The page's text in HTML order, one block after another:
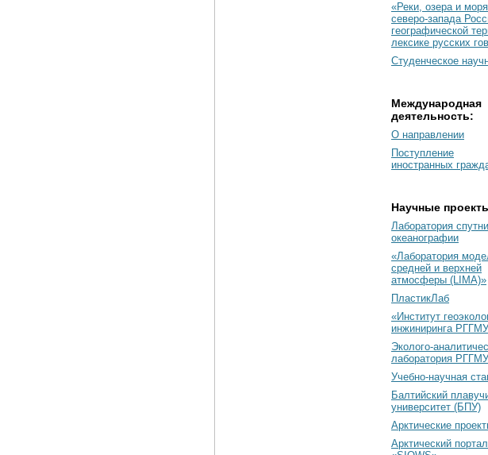
«Реки, озера и моря
северо-запада
географической
лексике русских
Студенческое
Международная
деятельность:
О направлении
Поступление
иностранных
Научные
Лаборатория
океанографии
«Лаборатория
средней и верхней
атмосферы (LIMA)»
ПластикЛаб
«Институт
инжиниринга
Эколого-
лаборатория РГГМУ
Учебно-научная
Балтийский
университет (БПУ)
Арктические
Арктический портал